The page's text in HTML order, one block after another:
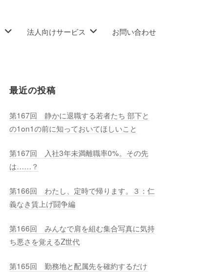
法人向けサービス お問い合わせ
最近の投稿
第167回 静かに退職する若者たち 部下と
の1on1の前に知っておいてほしいこと
第167回 入社3年未満離職率0%。その先
は……？
第166回 わたし、定時で帰ります。３：仁
義なき賃上げ闘争編
第166回 みんなで肩を組む集合写真に気持
ち悪さを覚えるZ世代
第165回 勤務地と配属先を確約するだけ